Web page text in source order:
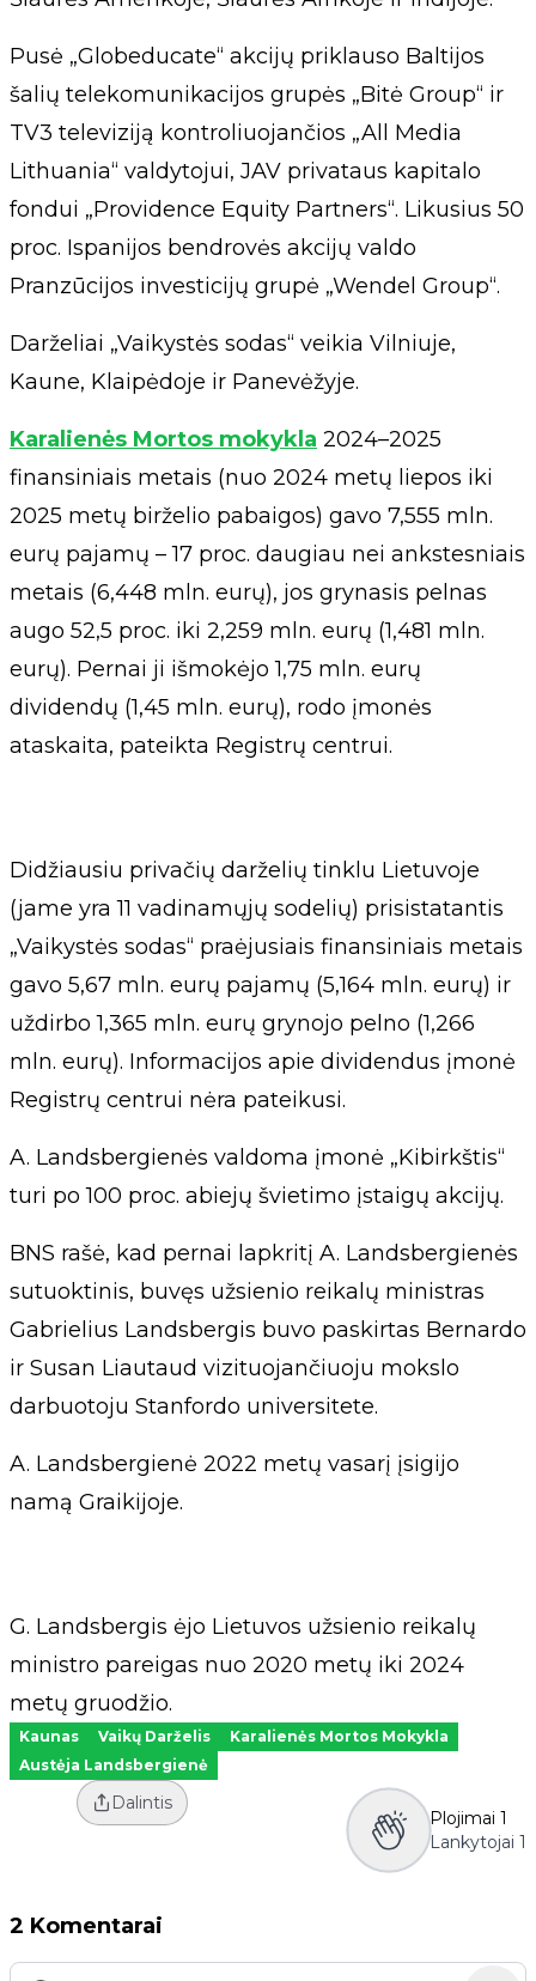
Pusė „Globeducate“ akcijų priklauso Baltijos
šalių telekomunikacijos grupės „Bitė Group“ ir
TV3 televiziją kontroliuojančios „All Media
Lithuania“ valdytojui, JAV privataus kapitalo
fondui „Providence Equity Partners“. Likusius 50
proc. Ispanijos bendrovės akcijų valdo
Pranzūcijos investicijų grupė „Wendel Group“.
Darželiai „Vaikystės sodas“ veikia Vilniuje,
Kaune, Klaipėdoje ir Panevėžyje.
Karalienės Mortos mokykla 2024–2025
finansiniais metais (nuo 2024 metų liepos iki
2025 metų birželio pabaigos) gavo 7,555 mln.
eurų pajamų – 17 proc. daugiau nei ankstesniais
metais (6,448 mln. eurų), jos grynasis pelnas
augo 52,5 proc. iki 2,259 mln. eurų (1,481 mln.
eurų). Pernai ji išmokėjo 1,75 mln. eurų
dividendų (1,45 mln. eurų), rodo įmonės
ataskaita, pateikta Registrų centrui.
Didžiausiu privačių darželių tinklu Lietuvoje
(jame yra 11 vadinamųjų sodelių) prisistatantis
„Vaikystės sodas“ praėjusiais finansiniais metais
gavo 5,67 mln. eurų pajamų (5,164 mln. eurų) ir
uždirbo 1,365 mln. eurų grynojo pelno (1,266
mln. eurų). Informacijos apie dividendus įmonė
Registrų centrui nėra pateikusi.
A. Landsbergienės valdoma įmonė „Kibirkštis“
turi po 100 proc. abiejų švietimo įstaigų akcijų.
BNS rašė, kad pernai lapkritį A. Landsbergienės
sutuoktinis, buvęs užsienio reikalų ministras
Gabrielius Landsbergis buvo paskirtas Bernardo
ir Susan Liautaud vizituojančiuoju mokslo
darbuotoju Stanfordo universitete.
A. Landsbergienė 2022 metų vasarį įsigijo
namą Graikijoje.
G. Landsbergis ėjo Lietuvos užsienio reikalų
ministro pareigas nuo 2020 metų iki 2024
metų gruodžio.
Kaunas Vaikų Darželis
Karalienės Mortos Mokykla
Austėja Landsbergienė
Dalintis
Plojimai 1
Lankytojai 1
2 Komentarai